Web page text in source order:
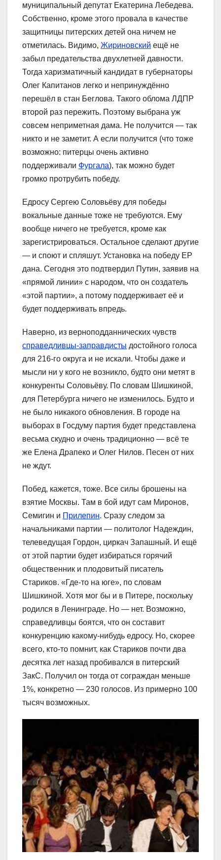
муниципальный депутат Екатерина Лебедева.
Собственно, кроме этого провала в качестве
защитницы питерских детей она ничем не
отметилась. Видимо, Жириновский ещё не
забыл предательства двухлетней давности.
Тогда харизматичный кандидат в губернаторы
Олег Капитанов легко и непринуждённо
перешёл в стан Беглова. Такого облома ЛДПР
второй раз пережить. Поэтому выбрана уж
совсем неприметная дама. Не получится ― так
никто и не заметит. А если получится (что тоже
возможно: питерцы очень активно
поддерживали Фургала), так можно будет
громко протрубить победу.
Едросу Сергею Соловьёву для победы
вокальные данные тоже не требуются. Ему
вообще ничего не требуется, кроме как
зарегистрироваться. Остальное сделают другие
― и споют и спляшут. Установка на победу ЕР
дана. Сегодня это подтвердил Путин, заявив на
«прямой линии» с народом, что он создатель
«этой партии», а потому поддерживает её и
будет поддерживать впредь.
Наверно, из верноподданнических чувств
справедливцы-заправдисты достойного голоса
для 216-го округа и не искали. Чтобы даже и
мысли ни у кого не возникло, будто они метят в
конкуренты Соловьёву. По словам Шишкиной,
для Петербурга ничего не изменилось. Будто и
не было никакого обновления. В городе на
выборах в Госдуму партия будет представлена
весьма скудно и очень традиционно ― всё те
же Елена Драпеко и Олег Нилов. Песен от них
не ждут.
Побед, кажется, тоже. Все силы брошены на
взятие Москвы. Там в бой идут сам Миронов,
Семигин и Прилепин. Сразу следом за
начальниками партии ― политолог Надеждин,
телеведущая Гордон, циркач Запашный. И ещё
от этой партии будет избираться горячий
общественник и плодовитый писатель
Стариков. «Где-то на юге», по словам
Шишкиной. Хотя мог бы и в Питере, поскольку
родился в Ленинграде. Но ― нет. Возможно,
справедливцы боятся, что он составит
конкуренцию какому-нибудь едросу. Но, скорее
всего, кто-то помнит, как Стариков почти два
десятка лет назад пробивался в питерский
ЗакС. Получил он тогда от сограждан меньше
1%, конкретно ― 230 голосов. Из примерно 100
тысяч возможных.